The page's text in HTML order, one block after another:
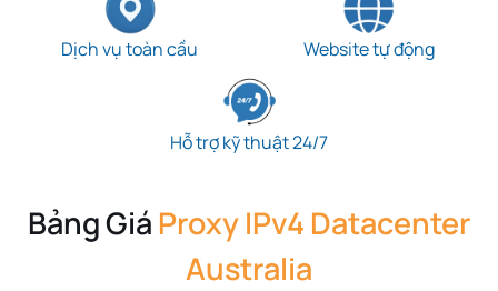
Dịch vụ toàn cầu Website tự động
Hỗ trợ kỹ thuật 24/7
Bảng Giá Proxy IPv4 Datacenter
Australia